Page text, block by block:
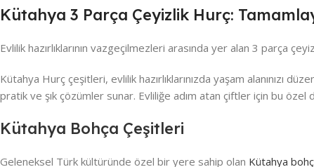
Kütahya 3 Parça Çeyizlik Hurç:
Evlilik hazırlıklarının vazgeçilmezleri arasında yer alan 3 parça
Kütahya Hurç çeşitleri, evlilik hazırlıklarınızda yaşam alanınızı
pratik ve şık çözümler sunar. Evliliğe adım atan çiftler için bu özel
Kütahya Bohça Çeşitleri
Geleneksel Türk kültüründe özel bir yere sahip olan Kütahya